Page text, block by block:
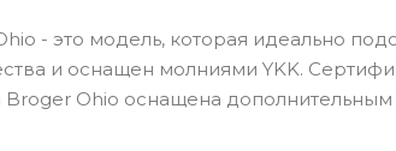
- это модель, которая идеально
и оснащен молниями YKK.
Broger Ohio оснащена